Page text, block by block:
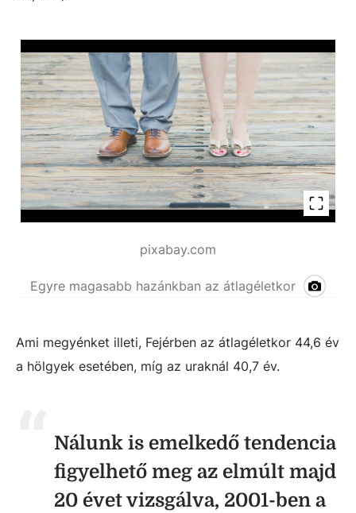
pixabay.com
Egyre magasabb hazánkban az átlagéletkor
Ami megyénket illeti, Fejérben az átlagéletkor 44,6 év
a hölgyek esetében, míg az uraknál 40,7 év.
Nálunk is emelkedő tendencia
figyelhető meg az elmúlt majd
20 évet vizsgálva, 2001-ben a